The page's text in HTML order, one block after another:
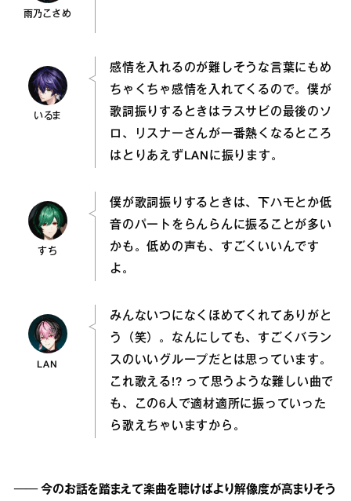
雨乃こさめ
いるま
感情を入れるのが難しそうな言葉にもめ
ちゃくちゃ感情を入れてくるので。僕が
歌詞振りするときはラスサビの最後のソ
ロ、リスナーさんが一番熱くなるところ
はとりあえずLANに振ります。
すち
僕が歌詞振りするときは、下ハモとか低
音のパートをらんらんに振ることが多い
かも。低めの声も、すごくいいんです
よ。
LAN
みんないつになくほめてくれてありがと
う（笑）。なんにしても、すごくバラン
スのいいグループだとは思っています。
これ歌える!? って思うような難しい曲で
も、この6人で適材適所に振っていった
ら歌えちゃいますから。
── 今のお話を踏まえて楽曲を聴けばより解像度が高まりそう